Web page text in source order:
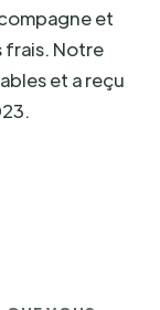
et
frais. Notre
et a reçu